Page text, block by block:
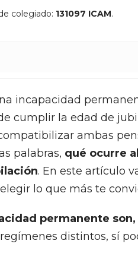
colegiado: 131097 ICAM.
incapacidad
cumplir la edad de
ambas
palabras, qué ocurre
. En este artículo
lo que más te
permanente
distintos, sí